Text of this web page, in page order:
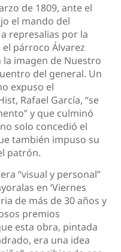
de 1809, ante el
el mando del
represalias por la
párroco Álvarez
imagen de Nuestro
del general. Un
expuso el
Rafael García, “se
y que culminó
solo concedió el
también impuso su
patrón.
“visual y personal”
en ‘Viernes
de más de 30 años y
premios
esta obra, pintada
era una idea